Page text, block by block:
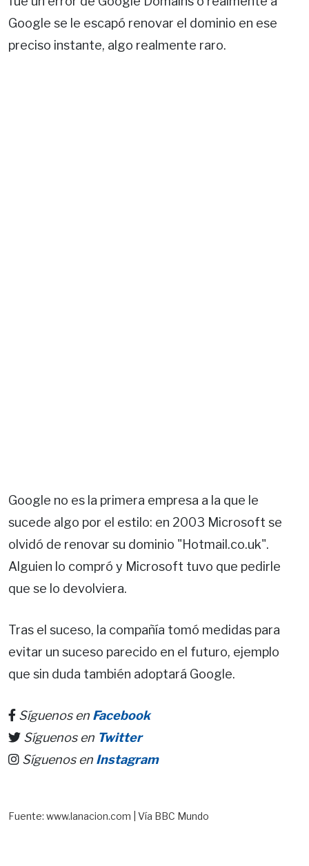
Google se le escapó renovar el dominio en ese
preciso instante, algo realmente raro.
Google no es la primera empresa a la que le
sucede algo por el estilo: en 2003 Microsoft se
olvidó de renovar su dominio "Hotmail.co.uk".
Alguien lo compró y Microsoft tuvo que pedirle
que se lo devolviera.
Tras el suceso, la compañía tomó medidas para
evitar un suceso parecido en el futuro, ejemplo
que sin duda también adoptará Google.
Síguenos en Facebook
Síguenos en Twitter
Síguenos en Instagram
Fuente: www.lanacion.com | Vía BBC Mundo